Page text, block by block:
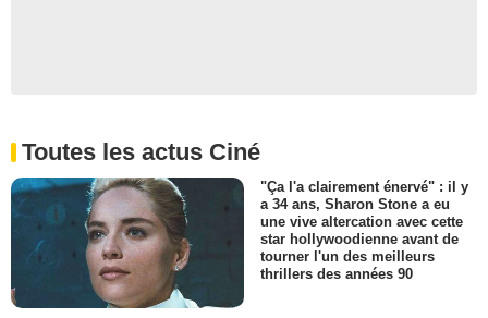
Toutes les actus Ciné
"Ça l'a clairement énervé" : il y
a 34 ans, Sharon Stone a eu
une vive altercation avec cette
star hollywoodienne avant de
tourner l'un des meilleurs
thrillers des années 90